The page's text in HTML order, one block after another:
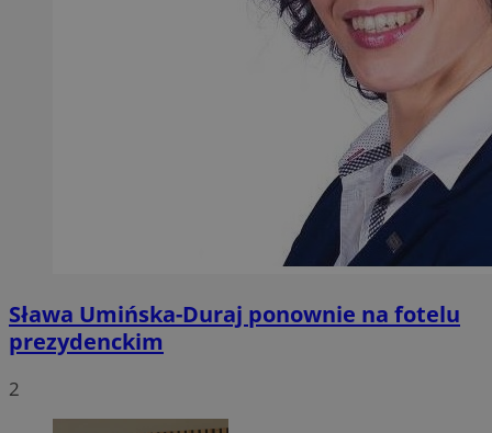
Sława Umińska-Duraj ponownie na fotelu
prezydenckim
2